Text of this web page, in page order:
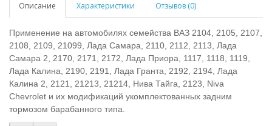
Описание Характеристики Отзывов (0)
Применение на автомобилях семейства ВАЗ 2104, 2105, 2107,
2108, 2109, 21099, Лада Самара, 2110, 2112, 2113, Лада
Самара 2, 2170, 2171, 2172, Лада Приора, 1117, 1118, 1119,
Лада Калина, 2190, 2191, Лада Гранта, 2192, 2194, Лада
Калина 2, 2121, 21213, 21214, Нива Тайга, 2123, Niva
Chevrolet и их модификаций укомплектованных задним
тормозом барабанного типа.